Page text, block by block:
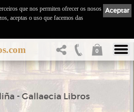
0
- Gallaecia Libros
Aceptar
que nos permiten ofrecer os nosos
aceptas o uso que facemos das